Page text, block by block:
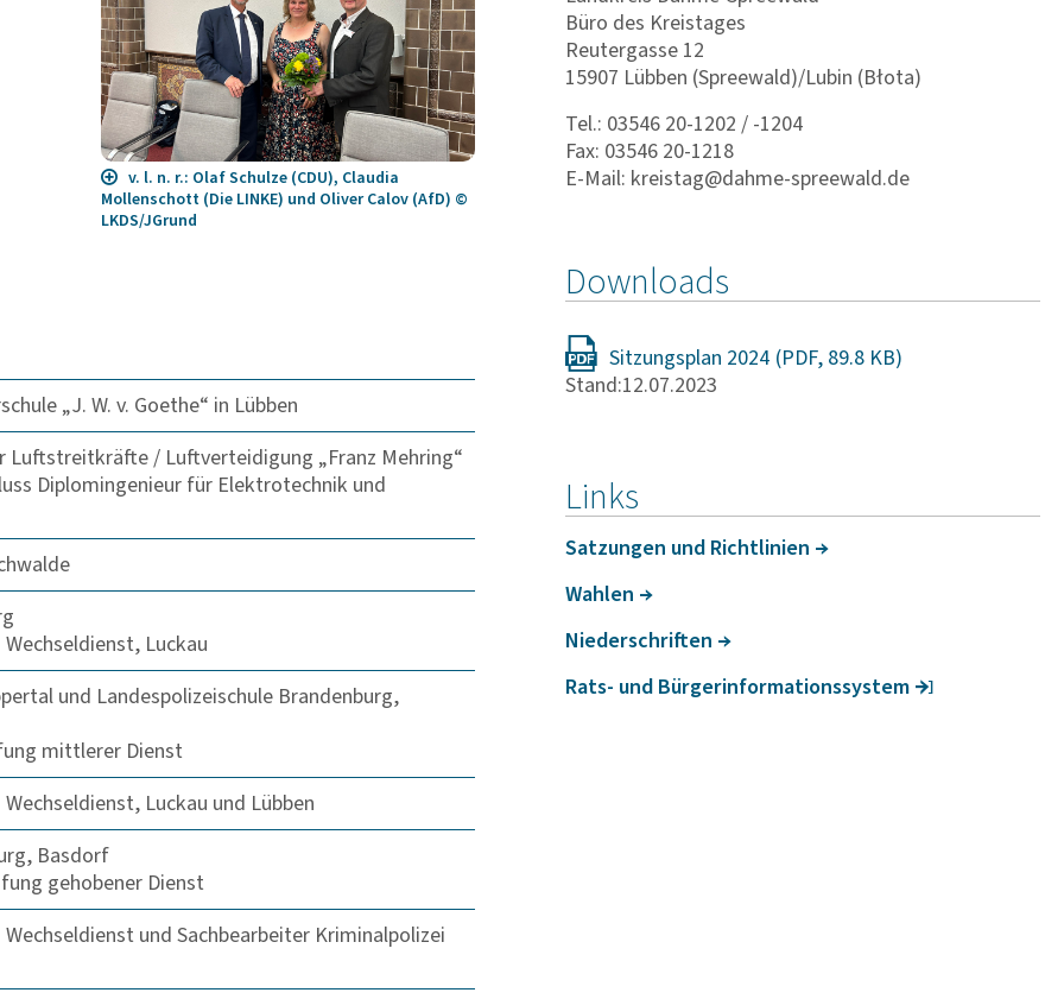
v. l. n. r.: Olaf Schulze (CDU), Claudia
Mollenschott (Die LINKE) und Oliver Calov (AfD) ©
LKDS/JGrund
„J. W. v. Goethe“ in Lübben
Luftstreitkräfte / Luftverteidigung „Franz Mehring“
Diplomingenieur für Elektrotechnik und
Luckau
und Landespolizeischule Brandenburg,
mittlerer Dienst
Luckau und Lübben
Basdorf
gehobener Dienst
und Sachbearbeiter Kriminalpolizei
Büro des Kreistages
Reutergasse 12
15907 Lübben (Spreewald)/Lubin (Błota)
Tel.: 03546 20-1202 / -1204
Fax: 03546 20-1218
E-Mail: kreistag@dahme-spreewald.de
Downloads
Sitzungsplan 2024
Stand:12.07.2023
Links
Satzungen und Richt­li­nien
Wahlen
Nieder­schriften
Rats- und Bürge­r­in­for­ma­ti­ons­system